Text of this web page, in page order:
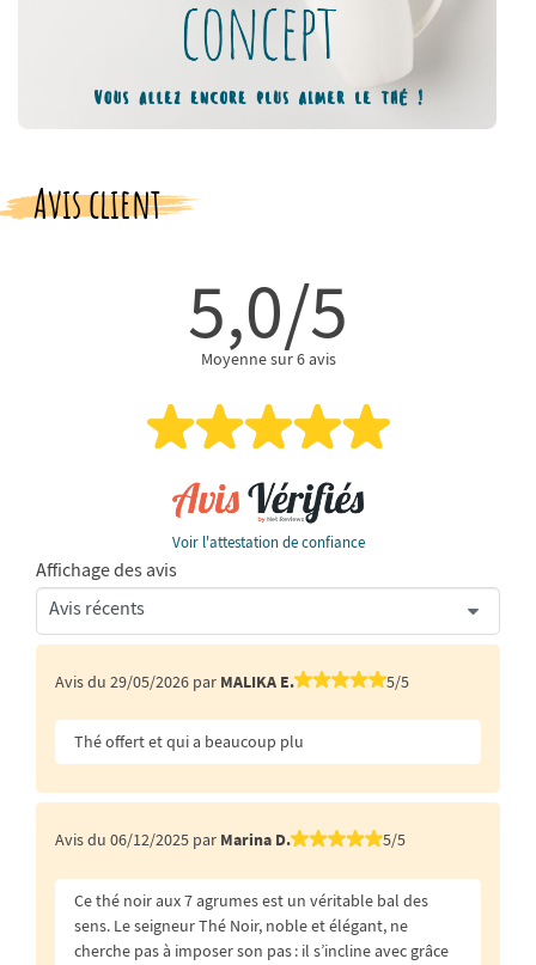
Avis client
5,0/5
Moyenne sur 6 avis
Voir l'attestation de confiance
Affichage des avis
Avis du 29/05/2026 par MALIKA E. 5/5
Thé offert et qui a beaucoup plu
Avis du 06/12/2025 par Marina D. 5/5
Ce thé noir aux 7 agrumes est un véritable bal des
sens. Le seigneur Thé Noir, noble et élégant, ne
cherche pas à imposer son pas : il s’incline avec grâce